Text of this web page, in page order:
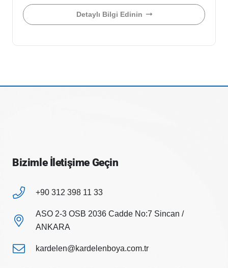
Detaylı Bilgi Edinin
Bizimle İletişime Geçin
+90 312 398 11 33
ASO 2-3 OSB 2036 Cadde No:7 Sincan /
ANKARA
kardelen@kardelenboya.com.tr